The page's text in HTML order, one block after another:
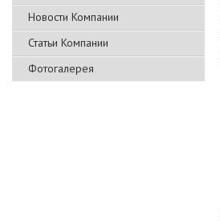
Новости Компании
Статьи Компании
Фотогалерея